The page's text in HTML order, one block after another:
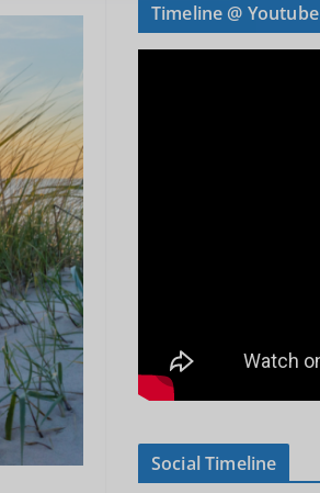
Timeline @ Youtube
Social Timeline